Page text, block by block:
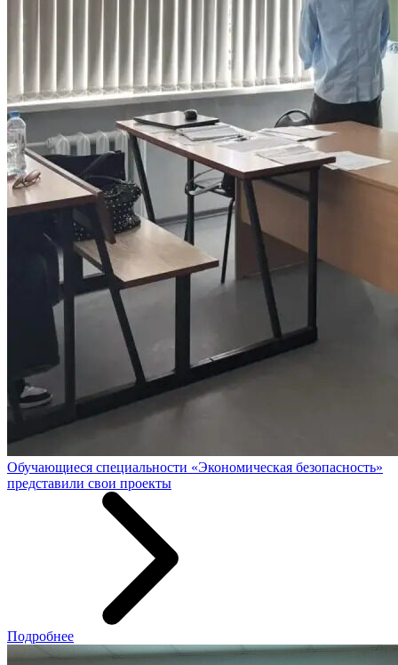
Обучающиеся специальности «Экономическая безопасность»
представили свои проекты
Подробнее